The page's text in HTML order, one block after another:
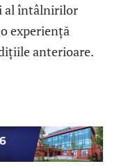
al întâlnirilor
experiență
anterioare.